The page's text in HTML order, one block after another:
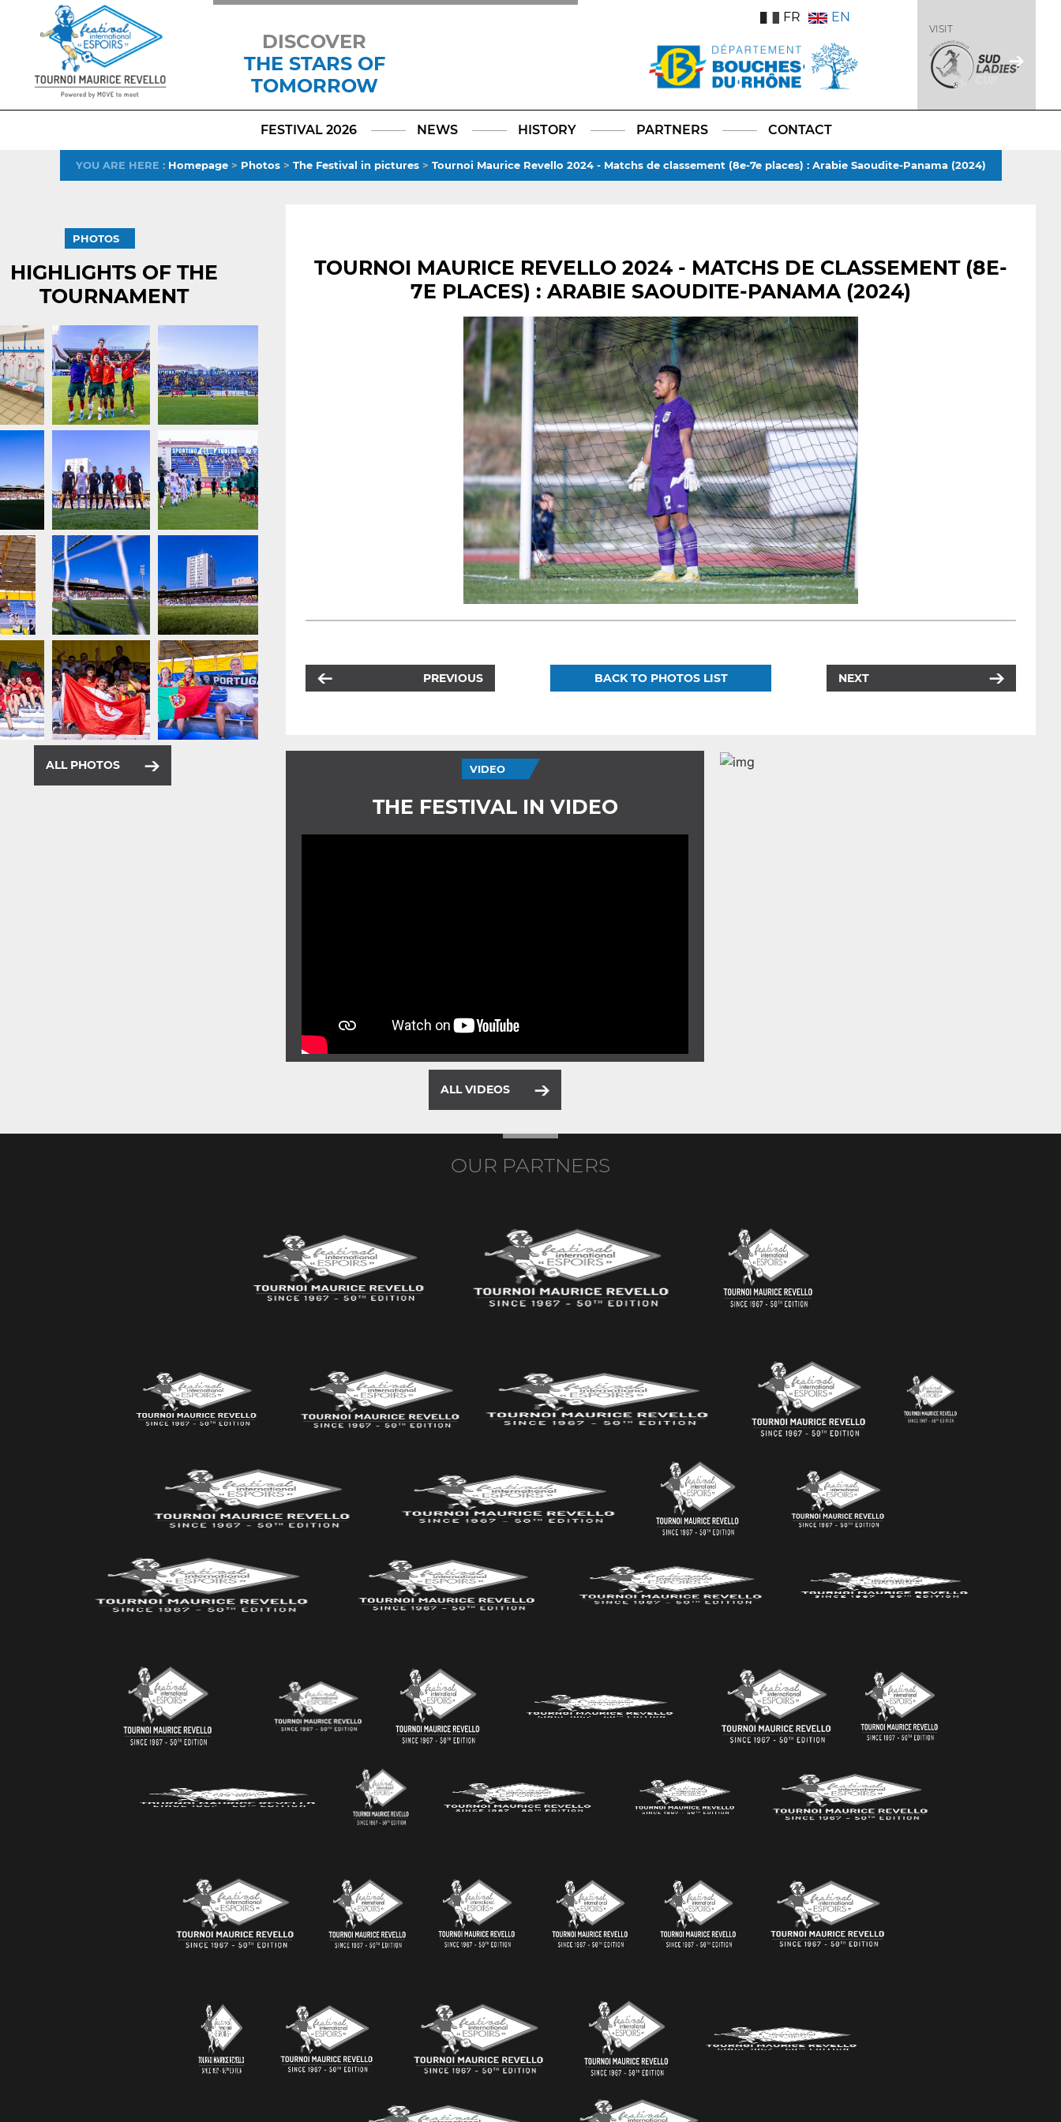
DISCOVER
THE STARS OF
TOMORROW
TikTokLinkedIn
X
FR EN
VISIT
FESTIVAL 2026 NEWS HISTORY PARTNERS CONTACT
YOU ARE HERE : Homepage> Photos> The Festival in pictures> Tournoi Maurice Revello 2024 - Matchs de classement (8e-7e places) : Arabie Saoudite-Panama (2024)
PHOTOS
HIGHLIGHTS OF THE
TOURNAMENT
ALL PHOTOS
TOURNOI MAURICE REVELLO 2024 - MATCHS DE CLASSEMENT (8E-
7E PLACES) : ARABIE SAOUDITE-PANAMA (2024)
PREVIOUS BACK TO PHOTOS LIST NEXT
VIDEO
THE FESTIVAL IN VIDEO
ALL VIDEOS
OUR PARTNERS